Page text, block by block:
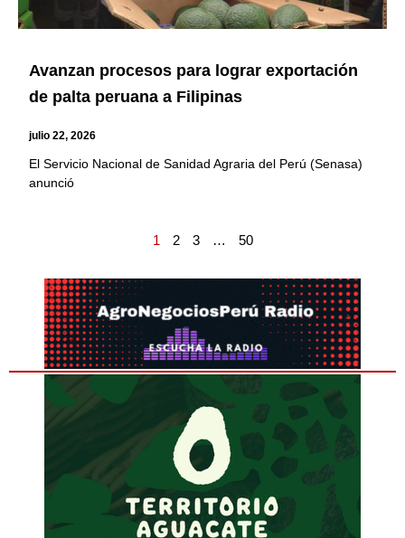
Avanzan procesos para lograr exportación
de palta peruana a Filipinas
julio 22, 2026
El Servicio Nacional de Sanidad Agraria del Perú (Senasa)
anunció
1 2 3 … 50